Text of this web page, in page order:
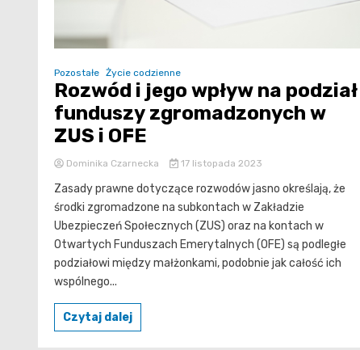
Pozostałe Życie codzienne
Rozwód i jego wpływ na podział
funduszy zgromadzonych w
ZUS i OFE
Dominika Czarnecka 17 listopada 2023
Zasady prawne dotyczące rozwodów jasno określają, że
środki zgromadzone na subkontach w Zakładzie
Ubezpieczeń Społecznych (ZUS) oraz na kontach w
Otwartych Funduszach Emerytalnych (OFE) są podległe
podziałowi między małżonkami, podobnie jak całość ich
wspólnego...
Czytaj dalej